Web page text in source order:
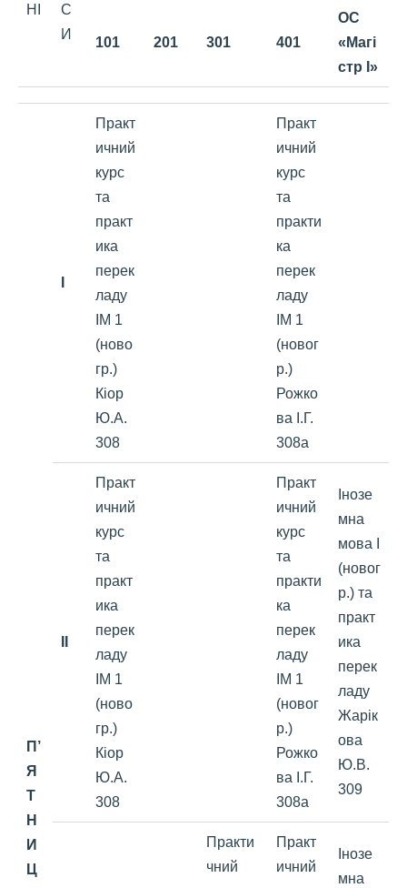
НІ
С
И
101 201 301 401
ОС
«Магі
стр І»
П’
Я
Т
Н
И
Ц
Практ
ичний
курс
та
практ
ика
перек
ладу
ІМ 1
(ново
гр.)
Кіор
Ю.А.
308
Практ
ичний
курс
та
практи
ка
перек
ладу
ІМ 1
(новог
р.)
Рожко
ва І.Г.
308а
Практ
ичний
курс
та
практ
ика
перек
ладу
ІМ 1
(ново
гр.)
Кіор
Ю.А.
308
Практ
ичний
курс
та
практи
ка
перек
ладу
ІМ 1
(новог
р.)
Рожко
ва І.Г.
308а
Інозе
мна
мова І
(новог
р.) та
практ
ика
перек
ладу
Жарік
ова
Ю.В.
309
Практи
чний
Практ
ичний
Інозе
мна